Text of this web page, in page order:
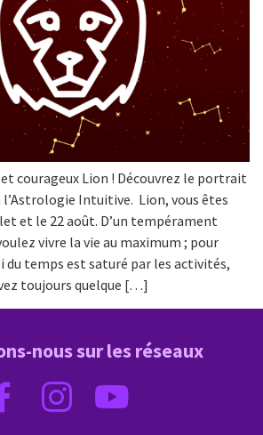
courageux Lion ! Découvrez le portrait
l’Astrologie Intuitive. Lion, vous êtes
et le 22 août. D’un tempérament
vivre la vie au maximum ; pour
du temps est saturé par les activités,
toujours quelque […]
nous sur les réseaux